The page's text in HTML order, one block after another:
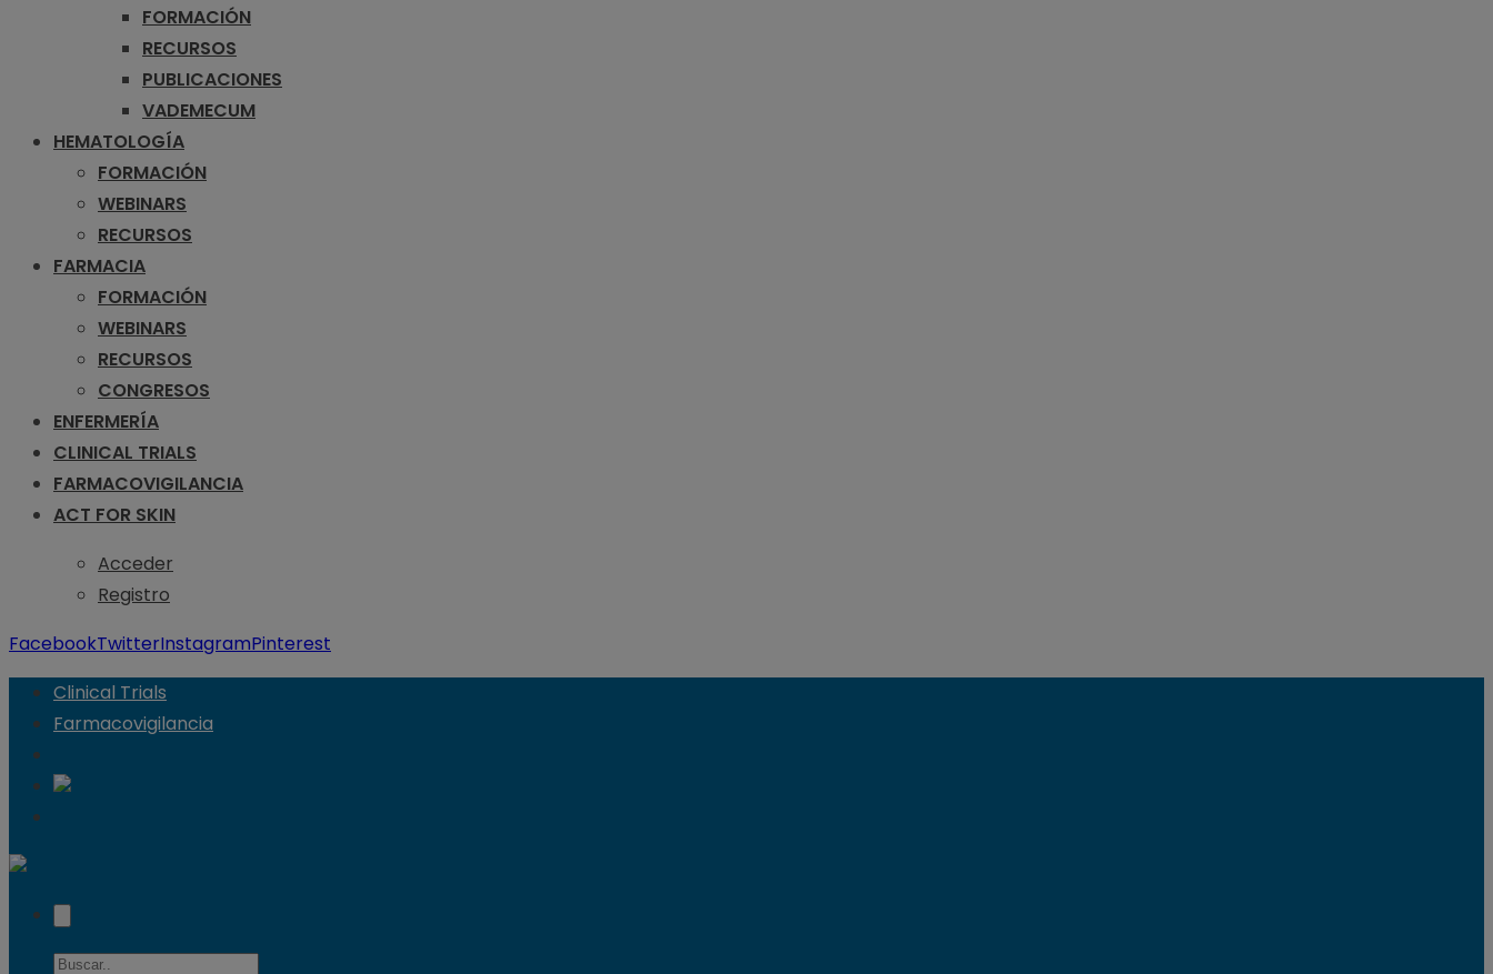
FORMACIÓN
RECURSOS
PUBLICACIONES
VADEMECUM
HEMATOLOGÍA
FORMACIÓN
WEBINARS
RECURSOS
FARMACIA
FORMACIÓN
WEBINARS
RECURSOS
CONGRESOS
ENFERMERÍA
CLINICAL TRIALS
FARMACOVIGILANCIA
ACT FOR SKIN
Acceder
Registro
FacebookTwitterInstagramPinterest
Clinical Trials
Farmacovigilancia